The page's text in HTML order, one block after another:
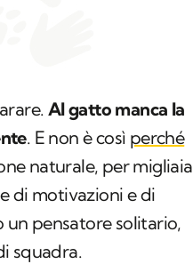
Al gatto manca la
. E non è così perché
naturale, per migliaia
di motivazioni e di
pensatore solitario,
squadra.